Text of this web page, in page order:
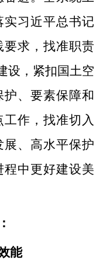
习近平总书记
求，找准职责
设，紧扣国土空
、要素保障和
作，找准切入
、高水平保护
中更好建设美
能